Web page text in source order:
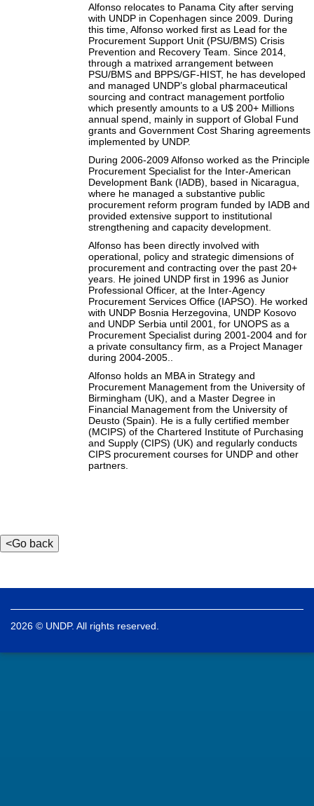
Alfonso relocates to Panama City after serving
with UNDP in Copenhagen since 2009. During
this time, Alfonso worked first as Lead for the
Procurement Support Unit (PSU/BMS) Crisis
Prevention and Recovery Team. Since 2014,
through a matrixed arrangement between
PSU/BMS and BPPS/GF-HIST, he has developed
and managed UNDP’s global pharmaceutical
sourcing and contract management portfolio
which presently amounts to a U$ 200+ Millions
annual spend, mainly in support of Global Fund
grants and Government Cost Sharing agreements
implemented by UNDP.
During 2006-2009 Alfonso worked as the Principle
Procurement Specialist for the Inter-American
Development Bank (IADB), based in Nicaragua,
where he managed a substantive public
procurement reform program funded by IADB and
provided extensive support to institutional
strengthening and capacity development.
Alfonso has been directly involved with
operational, policy and strategic dimensions of
procurement and contracting over the past 20+
years. He joined UNDP first in 1996 as Junior
Professional Officer, at the Inter-Agency
Procurement Services Office (IAPSO). He worked
with UNDP Bosnia Herzegovina, UNDP Kosovo
and UNDP Serbia until 2001, for UNOPS as a
Procurement Specialist during 2001-2004 and for
a private consultancy firm, as a Project Manager
during 2004-2005..
Alfonso holds an MBA in Strategy and
Procurement Management from the University of
Birmingham (UK), and a Master Degree in
Financial Management from the University of
Deusto (Spain). He is a fully certified member
(MCIPS) of the Chartered Institute of Purchasing
and Supply (CIPS) (UK) and regularly conducts
CIPS procurement courses for UNDP and other
partners.
2026 © UNDP. All rights reserved.